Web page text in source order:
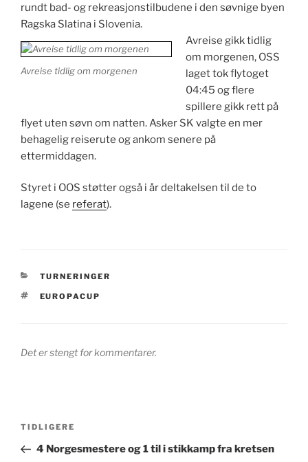
rundt bad- og rekreasjonstilbudene i den søvnige byen
Ragska Slatina i Slovenia.
Avreise tidlig om morgenen
Avreise gikk tidlig
om morgenen, OSS
laget tok flytoget
04:45 og flere
spillere gikk rett på
flyet uten søvn om natten. Asker SK valgte en mer
behagelig reiserute og ankom senere på
ettermiddagen.
Styret i OOS støtter også i år deltakelsen til de to
lagene (se referat).
KATEGORIER
TURNERINGER
STIKKORD
EUROPACUP
Det er stengt for kommentarer.
Innleggsnavigasjon
Forrige
innlegg
TIDLIGERE
4 Norgesmestere og 1 til i stikkamp fra kretsen